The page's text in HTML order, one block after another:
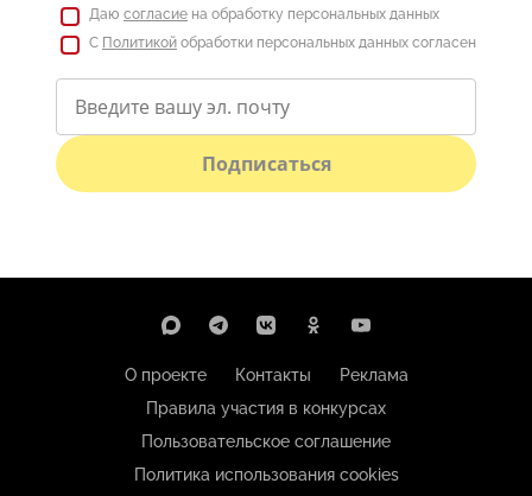
Даю согласие на обработку персональных данных
С Политикой обработки персональных данных согласен
Подписаться
О проекте Контакты
Реклама
Правила участия в конкурсах
Пользовательское соглашение
Политика использования cookies